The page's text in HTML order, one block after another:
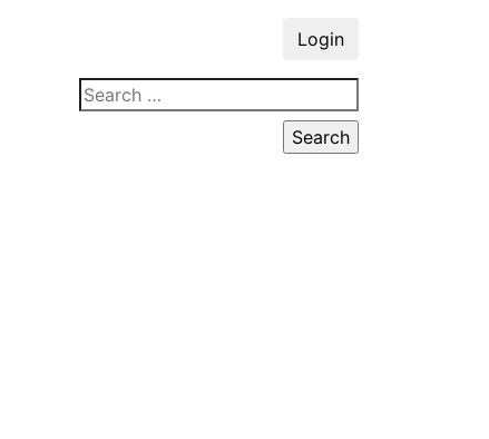
Login